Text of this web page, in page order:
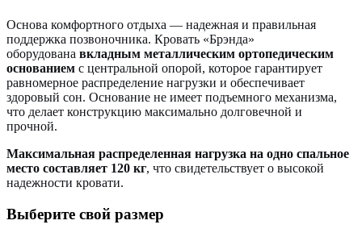
Основа комфортного отдыха — надежная и правильная
поддержка позвоночника. Кровать «Брэнда»
оборудована вкладным металлическим ортопедическим
основанием с центральной опорой, которое гарантирует
равномерное распределение нагрузки и обеспечивает
здоровый сон. Основание не имеет подъемного механизма,
что делает конструкцию максимально долговечной и
прочной.
Максимальная распределенная нагрузка на одно спальное
место составляет 120 кг, что свидетельствует о высокой
надежности кровати.
Выберите свой размер